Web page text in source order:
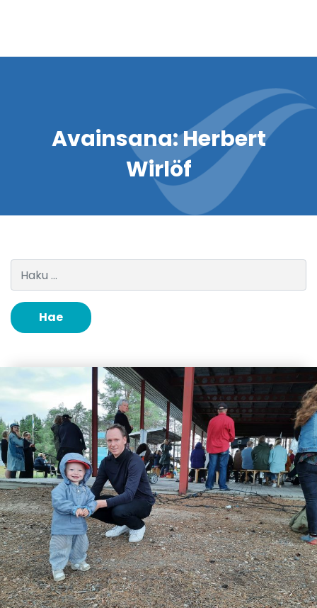
Avainsana:Herbert
Wirlöf
Haku: